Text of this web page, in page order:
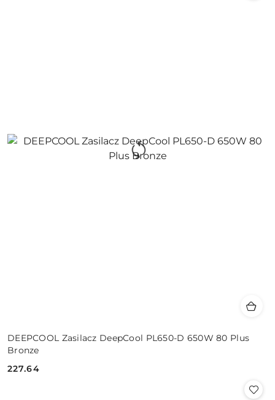
DEEPCOOL Zasilacz DeepCool PL650-D 650W 80 Plus
Bronze
Cena:
227.64